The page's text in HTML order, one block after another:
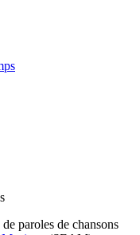
paroles de chansons